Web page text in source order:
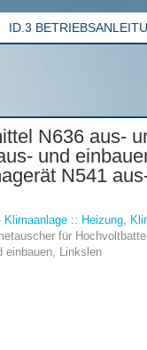
ID.3
N636 aus-
und
N541
Klimaanlage :: Heizung,
für
einbauen, Linkslen